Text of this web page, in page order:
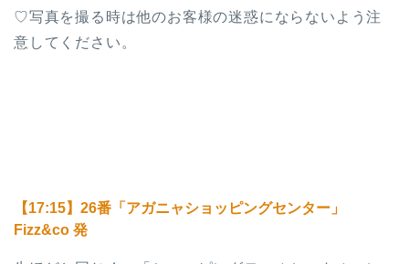
♡写真を撮る時は他のお客様の迷惑にならないよう注
意してください。
【17:15】26番「アガニャショッピングセンター」
Fizz&co 発